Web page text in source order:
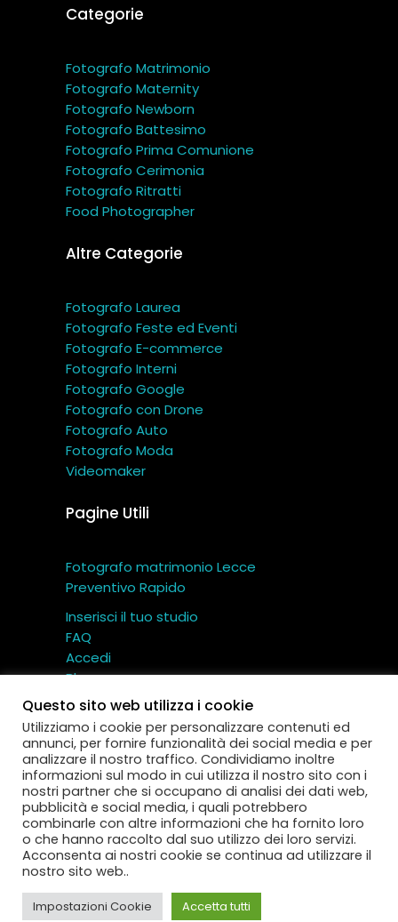
Categorie
Fotografo Matrimonio
Fotografo Maternity
Fotografo Newborn
Fotografo Battesimo
Fotografo Prima Comunione
Fotografo Cerimonia
Fotografo Ritratti
Food Photographer
Altre Categorie
Fotografo Laurea
Fotografo Feste ed Eventi
Fotografo E-commerce
Fotografo Interni
Fotografo Google
Fotografo con Drone
Fotografo Auto
Fotografo Moda
Videomaker
Pagine Utili
Fotografo matrimonio Lecce
Preventivo Rapido
Inserisci il tuo studio
FAQ
Accedi
Blog
Contatti
Miglior Fotografo – Cartotecnica TI.CI srl © Tutti i
diritti riservati
Via Gallo 12 – 73040 Aradeo (Lecce) – P.IVA:
IT04593130752
Termini e Condizioni
Policy
Facebook–Instagram
Questo sito web utilizza i cookie
Utilizziamo i cookie per personalizzare contenuti ed
annunci, per fornire funzionalità dei social media e per
analizzare il nostro traffico. Condividiamo inoltre
informazioni sul modo in cui utilizza il nostro sito con i
nostri partner che si occupano di analisi dei dati web,
pubblicità e social media, i quali potrebbero
combinarle con altre informazioni che ha fornito loro
o che hanno raccolto dal suo utilizzo dei loro servizi.
Acconsenta ai nostri cookie se continua ad utilizzare il
nostro sito web..
Impostazioni Cookie Accetta tutti